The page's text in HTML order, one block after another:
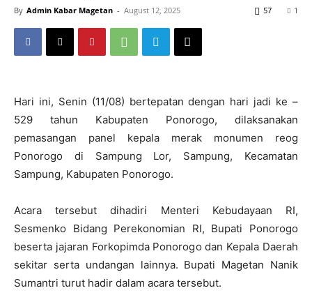
By Admin Kabar Magetan - August 12, 2025 1
57
Hari ini, Senin (11/08) bertepatan dengan hari jadi ke –
529 tahun Kabupaten Ponorogo, dilaksanakan
pemasangan panel kepala merak monumen reog
Ponorogo di Sampung Lor, Sampung, Kecamatan
Sampung, Kabupaten Ponorogo.
Acara tersebut dihadiri Menteri Kebudayaan RI,
Sesmenko Bidang Perekonomian RI, Bupati Ponorogo
beserta jajaran Forkopimda Ponorogo dan Kepala Daerah
sekitar serta undangan lainnya. Bupati Magetan Nanik
Sumantri turut hadir dalam acara tersebut.